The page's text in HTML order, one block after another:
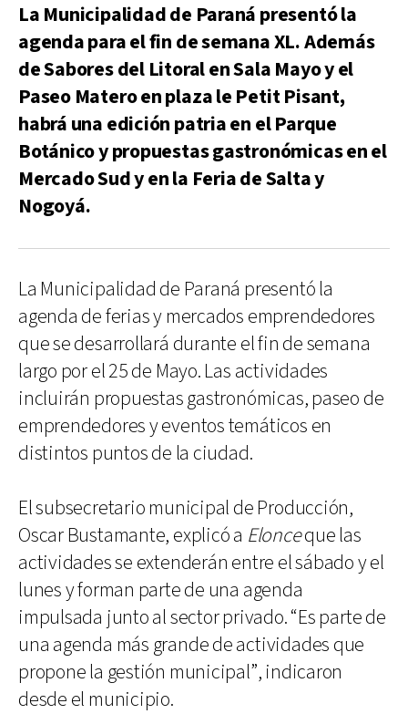
La Municipalidad de Paraná presentó la
agenda para el fin de semana XL. Además
de Sabores del Litoral en Sala Mayo y el
Paseo Matero en plaza le Petit Pisant,
habrá una edición patria en el Parque
Botánico y propuestas gastronómicas en el
Mercado Sud y en la Feria de Salta y
Nogoyá.
La Municipalidad de Paraná presentó la
agenda de ferias y mercados emprendedores
que se desarrollará durante el fin de semana
largo por el 25 de Mayo. Las actividades
incluirán propuestas gastronómicas, paseo de
emprendedores y eventos temáticos en
distintos puntos de la ciudad.
El subsecretario municipal de Producción,
Oscar Bustamante, explicó a Elonceque las
actividades se extenderán entre el sábado y el
lunes y forman parte de una agenda
impulsada junto al sector privado. “Es parte de
una agenda más grande de actividades que
propone la gestión municipal”, indicaron
desde el municipio.